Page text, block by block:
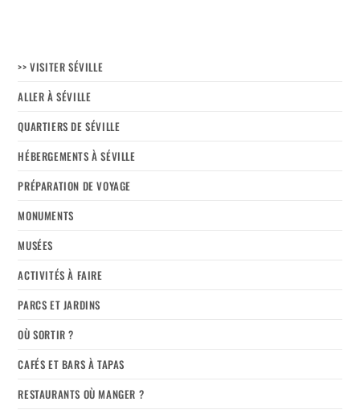
>> VISITER SÉVILLE
ALLER À SÉVILLE
QUARTIERS DE SÉVILLE
HÉBERGEMENTS À SÉVILLE
PRÉPARATION DE VOYAGE
MONUMENTS
MUSÉES
ACTIVITÉS À FAIRE
PARCS ET JARDINS
OÙ SORTIR ?
CAFÉS ET BARS À TAPAS
RESTAURANTS OÙ MANGER ?